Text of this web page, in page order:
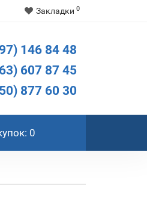
Закладки 0
146 84 48
607 87 45
877 60 30
: 0